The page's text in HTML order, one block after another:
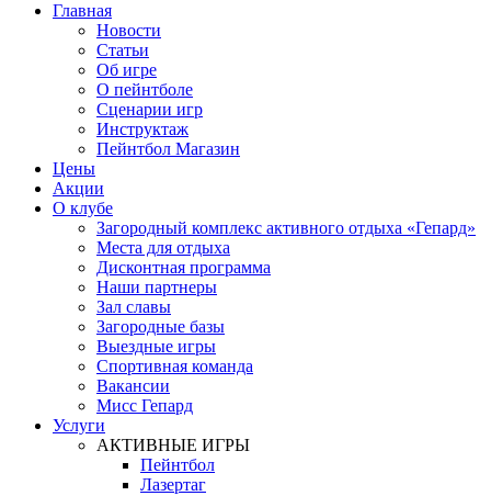
Главная
Новости
Статьи
Об игре
О пейнтболе
Сценарии игр
Инструктаж
Пейнтбол Магазин
Цены
Акции
О клубе
Загородный комплекс активного отдыха «Гепард»
Места для отдыха
Дисконтная программа
Наши партнеры
Зал славы
Загородные базы
Выездные игры
Спортивная команда
Вакансии
Мисс Гепард
Услуги
АКТИВНЫЕ ИГРЫ
Пейнтбол
Лазертаг